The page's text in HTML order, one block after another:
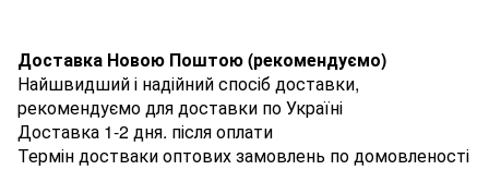
Доставка Новою Поштою (рекомендуємо)
Найшвидший і надійний спосіб доставки,
рекомендуємо для доставки по Україні
Доставка 1-2 дня. після оплати
Термін достваки оптових замовлень по домовленості